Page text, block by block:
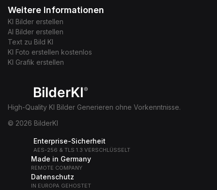
Weitere Informationen
KI Bilder erstellen
AI Bilder erstellen
Text zu Bild KI
KI Foto erstellen kostenlos
KI Grafik erstellen
BilderKI®
High-Quality KI Bilder Generieren ohne Vorkenntnisse.
© 2026 BilderKI
Enterprise-Sicherheit
AES-256 & TLS 1.3 VERSCHLÜSSELT
Made in Germany
REMOTE COMPANY
Datenschutz
IN EUROPA GEHOSTET